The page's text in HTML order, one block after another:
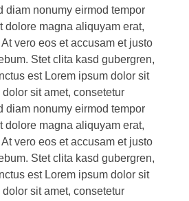
diam nonumy eirmod tempor
dolore magna aliquyam erat,
vero eos et accusam et justo
Stet clita kasd gubergren,
est Lorem ipsum dolor sit
sit amet, consetetur
diam nonumy eirmod tempor
dolore magna aliquyam erat,
vero eos et accusam et justo
Stet clita kasd gubergren,
est Lorem ipsum dolor sit
sit amet, consetetur